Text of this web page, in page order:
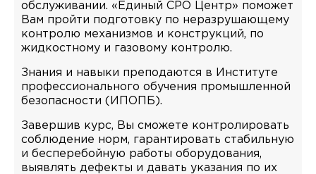
обслуживании. «Единый СРО Центр» поможет
Вам пройти подготовку по неразрушающему
контролю механизмов и конструкций, по
жидкостному и газовому контролю.
Знания и навыки преподаются в Институте
профессионального обучения промышленной
безопасности (ИПОПБ).
Завершив курс, Вы сможете контролировать
соблюдение норм, гарантировать стабильную
и бесперебойную работы оборудования,
выявлять дефекты и давать указания по их